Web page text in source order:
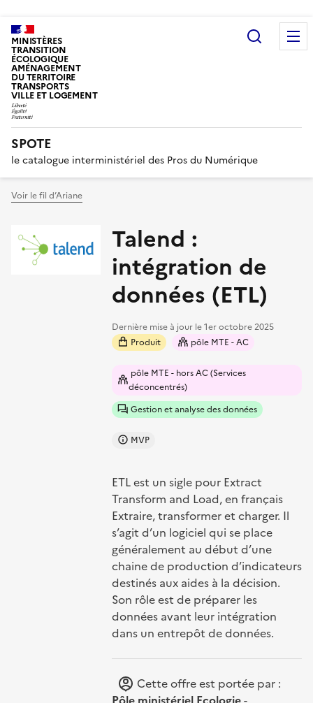
MINISTÈRES
TRANSITION
ÉCOLOGIQUE
AMÉNAGEMENT
DU TERRITOIRE
TRANSPORTS
VILLE ET LOGEMENT
SPOTE
le catalogue interministériel des Pros du Numérique
Voir le fil d’Ariane
Talend :
intégration de
données (ETL)
Dernière mise à jour le1er octobre 2025
Produit
pôle MTE - AC
pôle MTE - hors AC (Services
déconcentrés)
Gestion et analyse des données
MVP
ETL est un sigle pour Extract
Transform and Load, en français
Extraire, transformer et charger. Il
s’agit d’un logiciel qui se place
généralement au début d’une
chaine de production d’indicateurs
destinés aux aides à la décision.
Son rôle est de préparer les
données avant leur intégration
dans un entrepôt de données.
Cette offre est portée par :